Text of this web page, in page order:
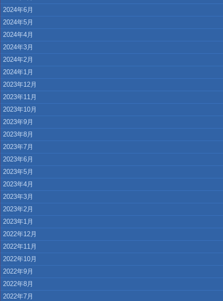
2024年6月
2024年5月
2024年4月
2024年3月
2024年2月
2024年1月
2023年12月
2023年11月
2023年10月
2023年9月
2023年8月
2023年7月
2023年6月
2023年5月
2023年4月
2023年3月
2023年2月
2023年1月
2022年12月
2022年11月
2022年10月
2022年9月
2022年8月
2022年7月